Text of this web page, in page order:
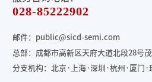
028-85222902
邮件：public@sicd-semi.com
总部：成都市高新区天府大道北段28号
分支机构：北京·上海·深圳·杭州·厦门·